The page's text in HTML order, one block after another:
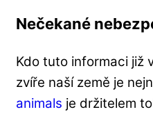
Nečekané
Kdo tuto informaci již
zvíře naší země je
animals je držitelem